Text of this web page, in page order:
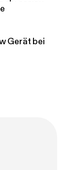
Gerät bei